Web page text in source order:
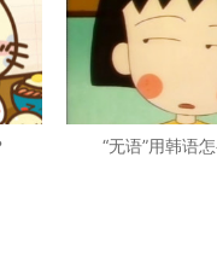
“无语”用韩语